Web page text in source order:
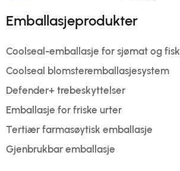
Emballasjeprodukter
Coolseal-emballasje for sjømat og fisk
Coolseal blomsteremballasjesystem
Defender+ trebeskyttelser
Emballasje for friske urter
Tertiær farmasøytisk emballasje
Gjenbrukbar emballasje